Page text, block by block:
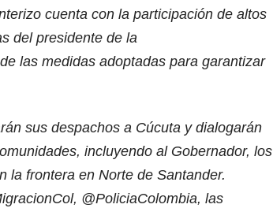
cuenta con la participación de altos
del presidente de la
las medidas adoptadas para garantizar
sus despachos a Cúcuta y dialogarán
incluyendo al Gobernador, los
la frontera en Norte de Santander.
, @PoliciaColombia, las